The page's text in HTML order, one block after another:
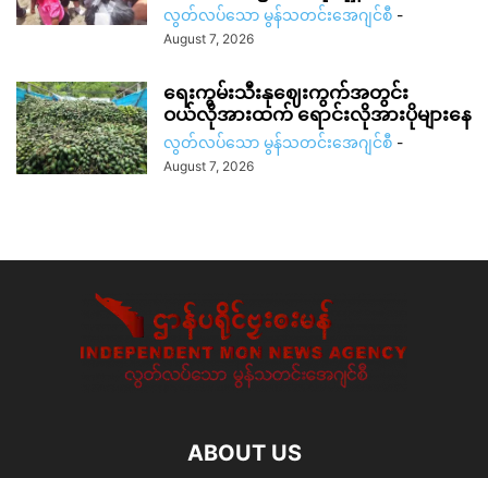
လွတ်လပ်သော မွန်သတင်းအေဂျင်စီ -
August 7, 2026
ရေးကွမ်းသီးနုဈေးကွက်အတွင်း
ဝယ်လိုအားထက် ရောင်းလိုအားပိုများနေ
လွတ်လပ်သော မွန်သတင်းအေဂျင်စီ -
August 7, 2026
ABOUT US